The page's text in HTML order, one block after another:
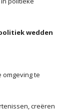
wedden
te
creëren